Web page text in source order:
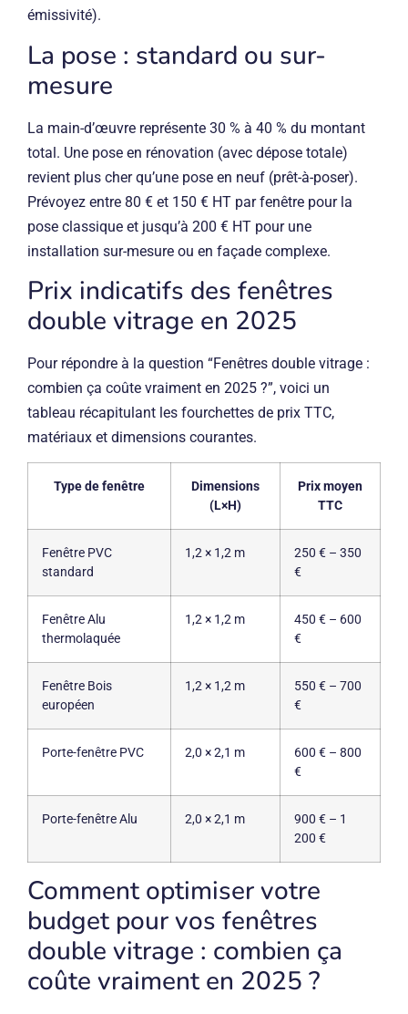
émissivité).
La pose : standard ou sur-
mesure
La main-d’œuvre représente 30 % à 40 % du montant
total. Une pose en rénovation (avec dépose totale)
revient plus cher qu’une pose en neuf (prêt-à-poser).
Prévoyez entre 80 € et 150 € HT par fenêtre pour la
pose classique et jusqu’à 200 € HT pour une
installation sur-mesure ou en façade complexe.
Prix indicatifs des fenêtres
double vitrage en 2025
Pour répondre à la question “Fenêtres double vitrage :
combien ça coûte vraiment en 2025 ?”, voici un
tableau récapitulant les fourchettes de prix TTC,
matériaux et dimensions courantes.
Type de fenêtre
Dimensions
(L×H)
Prix moyen
TTC
Fenêtre PVC
standard
1,2 × 1,2 m
250 € – 350
€
Fenêtre Alu
thermolaquée
1,2 × 1,2 m
450 € – 600
€
Fenêtre Bois
européen
1,2 × 1,2 m
550 € – 700
€
Porte-fenêtre PVC 2,0 × 2,1 m
600 € – 800
€
Porte-fenêtre Alu 2,0 × 2,1 m
900 € – 1
200 €
Comment optimiser votre
budget pour vos fenêtres
double vitrage : combien ça
coûte vraiment en 2025 ?